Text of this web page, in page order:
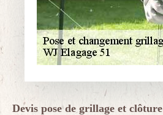
Devis pose de grillage et clôture